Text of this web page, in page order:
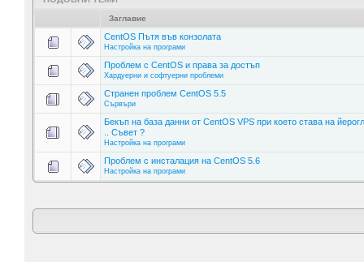
Заглавие
CentOS Пътя във конзолата
Настройка на програми
Проблем с CentOS и права за достъп
Хардуерни и софтуерни проблеми
Странен проблем CentOS 5.5
Сървъри
Бекъп на база данни от CentOS VPS при което става на
.. Съвет ?
Настройка на програми
Проблем с инсталация на CentOS 5.6
Настройка на програми